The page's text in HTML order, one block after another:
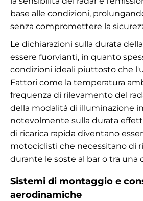
base alle condizioni,
senza compromettere la
Le dichiarazioni sulla durata
essere fuorvianti, in quanto
condizioni ideali piuttosto che
Fattori come la temperatura
frequenza di rilevamento del
della modalità di illuminazione
notevolmente sulla durata
di ricarica rapida diventano
motociclisti che necessitano di
durante le soste al bar o tra una
Sistemi di montaggio e
aerodinamiche